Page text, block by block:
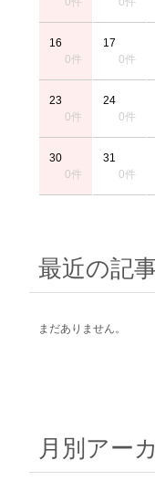
16
0件
17
0件
23
0件
24
0件
30
0件
31
0件
最近の記
まだありません。
月別アー